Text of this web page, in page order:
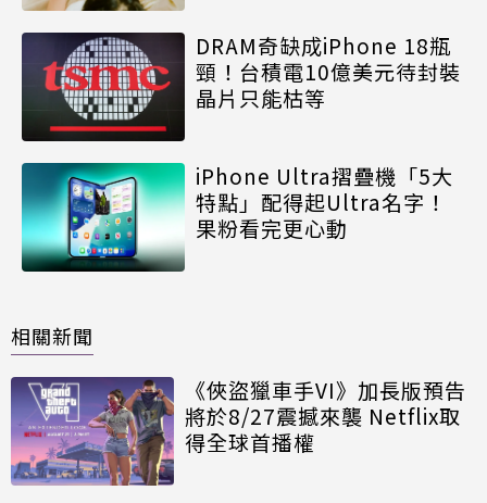
DRAM奇缺成iPhone 18瓶
頸！台積電10億美元待封裝
晶片只能枯等
iPhone Ultra摺疊機「5大
特點」配得起Ultra名字！
果粉看完更心動
相關新聞
《俠盜獵車手VI》加長版預告
將於8/27震撼來襲 Netflix取
得全球首播權